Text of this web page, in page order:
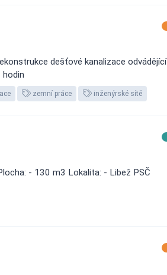
dešťové kanalizace odvádějící
hodin
zemní práce inženýrské sítě
- 130 m3 Lokalita: - Libež PSČ